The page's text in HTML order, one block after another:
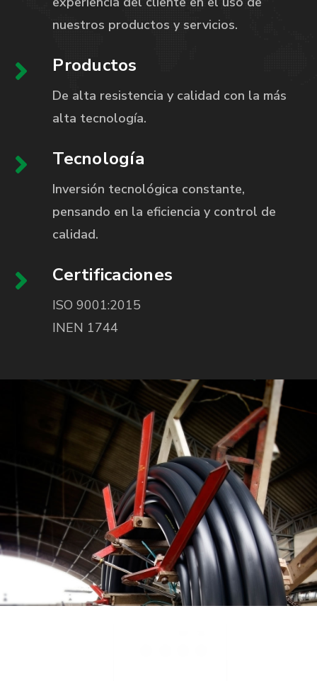
nuestros productos y servicios.
Productos
De alta resistencia y calidad con la más
alta tecnología.
Tecnología
Inversión tecnológica constante,
pensando en la eficiencia y control de
calidad.
Certificaciones
ISO 9001:2015
INEN 1744